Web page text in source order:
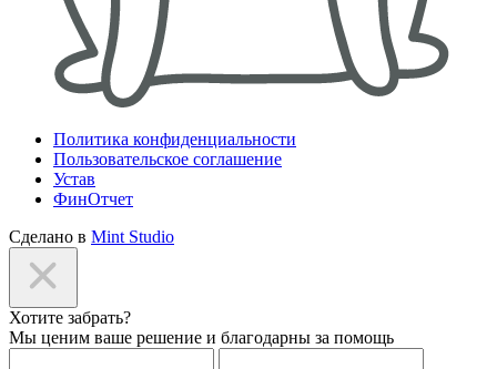
Политика конфиденциальности
Пользовательское соглашение
Устав
ФинОтчет
Сделано в Mint Studio
Хотите забрать?
Мы ценим ваше решение и благодарны за помощь